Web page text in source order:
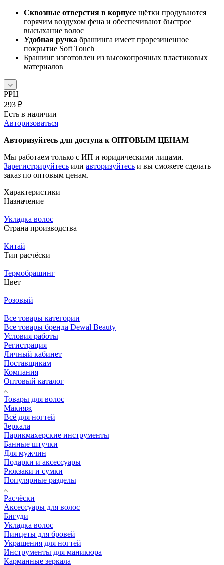
Сквозные отверстия в корпусе щётки продуваются
горячим воздухом фена и обеспечивают быстрое
высыхание волос
Удобная ручка брашинга имеет прорезиненное
покрытие Soft Touch
Брашинг изготовлен из высокопрочных пластиковых
материалов
РРЦ
293 ₽
Есть в наличии
Авторизоваться
Авторизуйтесь для доступа к ОПТОВЫМ ЦЕНАМ
Мы работаем только с ИП и юридическими лицами.
Зарегистрируйтесь или авторизуйтесь и вы сможете сделать
заказ по оптовым ценам.
Характеристики
Назначение
—
Укладка волос
Страна производства
—
Китай
Тип расчёски
—
Термобрашинг
Цвет
—
Розовый
Все товары категории
Все товары бренда Dewal Beauty
Условия работы
Регистрация
Личный кабинет
Поставщикам
Компания
Оптовый каталог
Товары для волос
Макияж
Всё для ногтей
Зеркала
Парикмахерские инструменты
Банные штучки
Для мужчин
Подарки и аксессуары
Рюкзаки и сумки
Популярные разделы
Расчёски
Аксессуары для волос
Бигуди
Укладка волос
Пинцеты для бровей
Украшения для ногтей
Инструменты для маникюра
Карманные зеркала